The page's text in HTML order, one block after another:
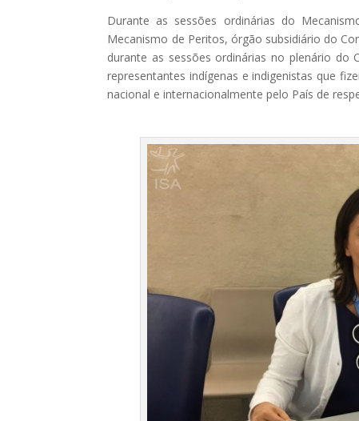
Durante as sessões ordinárias do
Mecanismo de Peritos, órgão subsidiário do
durante as sessões ordinárias no plenário do
representantes indígenas e indigenistas que
nacional e internacionalmente pelo País de